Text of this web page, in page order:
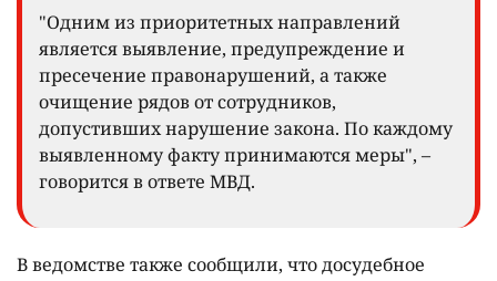
"Одним из приоритетных направлений
является выявление, предупреждение и
пресечение правонарушений, а также
очищение рядов от сотрудников,
допустивших нарушение закона. По каждому
выявленному факту принимаются меры", –
говорится в ответе МВД.
В ведомстве также сообщили, что досудебное